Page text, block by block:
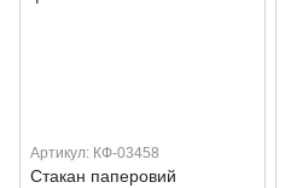
Артикул: КФ-03458
Стакан паперовий